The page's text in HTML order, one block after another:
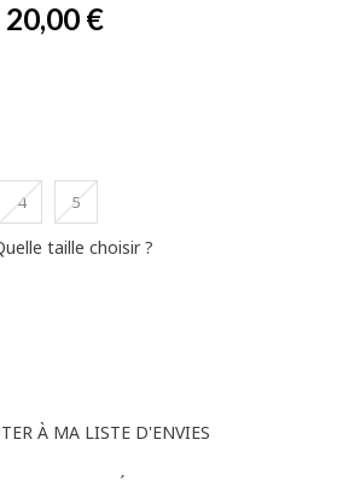
20,00 €
4 5
taille choisir ?
À MA LISTE D'ENVIES